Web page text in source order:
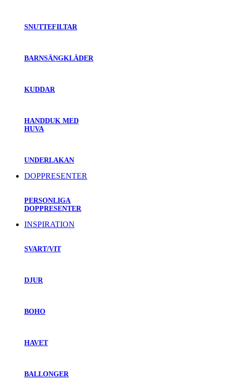
SNUTTEFILTAR
BARNSÄNGKLÄDER
KUDDAR
HANDDUK MED
HUVA
UNDERLAKAN
DOPPRESENTER
PERSONLIGA
DOPPRESENTER
INSPIRATION
SVART/VIT
DJUR
BOHO
HAVET
BALLONGER